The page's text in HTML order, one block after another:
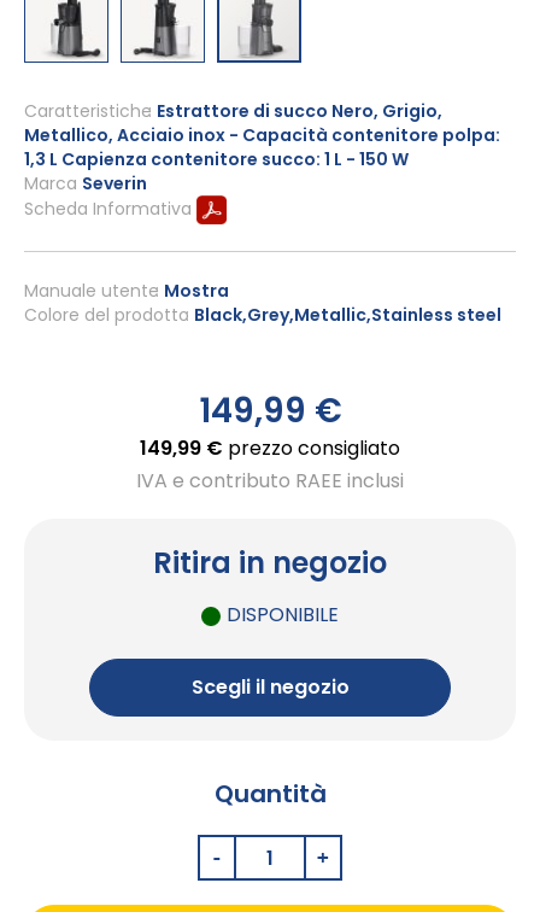
all'inizio
della
galleria
di
immagini
149,99 €
149,99 € prezzo consigliato
IVA e contributo RAEE inclusi
Ritira in negozio
DISPONIBILE
Scegli il negozio
Quantità
Marca Severin
Manuale utente Mostra
Caratteristiche Estrattore di succo Nero, Grigio,
Metallico, Acciaio inox - Capacità contenitore polpa:
1,3 L Capienza contenitore succo: 1 L - 150 W
Colore del prodotto Black,Grey,Metallic,Stainless steel
Scheda Informativa